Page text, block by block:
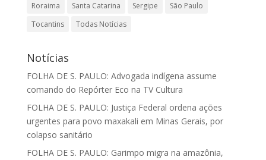
Roraima
Santa Catarina Sergipe
São Paulo
Tocantins
Todas Notícias
Notícias
FOLHA DE S. PAULO: Advogada indígena assume
comando do Repórter Eco na TV Cultura
FOLHA DE S. PAULO: Justiça Federal ordena ações
urgentes para povo maxakali em Minas Gerais, por
colapso sanitário
FOLHA DE S. PAULO: Garimpo migra na amazônia,